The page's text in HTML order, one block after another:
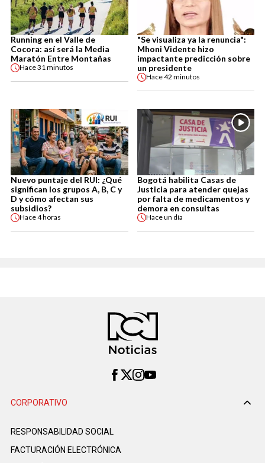
Running en el Valle de
Cocora: así será la Media
Maratón Entre Montañas
Hace31 minutos
"Se visualiza ya la renuncia":
Mhoni Vidente hizo
impactante predicción sobre
un presidente
Hace42 minutos
Nuevo puntaje del RUI: ¿Qué
significan los grupos A, B, C y
D y cómo afectan sus
subsidios?
Hace4 horas
Bogotá habilita Casas de
Justicia para atender quejas
por falta de medicamentos y
demora en consultas
Haceun día
CORPORATIVO
RESPONSABILIDAD SOCIAL
FACTURACIÓN ELECTRÓNICA